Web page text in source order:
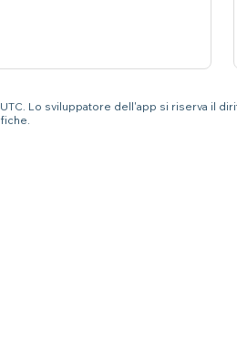
Lo sviluppatore dell'app si riserva il